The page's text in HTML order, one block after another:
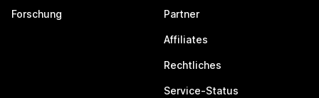
Forschung Partner
Affiliates
Rechtliches
Service-Status